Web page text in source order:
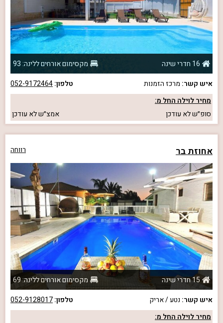
16 חדרי שינה
מקסימום אורחים ללינה: 93
איש קשר: מרכז הזמנות טלפון:052-9172464
מחיר לוילה החל מ:
סופ״שלא עודכן אמצ״שלא עודכן
אחוזת בר רווחה
15 חדרי שינה
מקסימום אורחים ללינה: 69
איש קשר: נטע / אריק טלפון:052-9128017
מחיר לוילה החל מ: